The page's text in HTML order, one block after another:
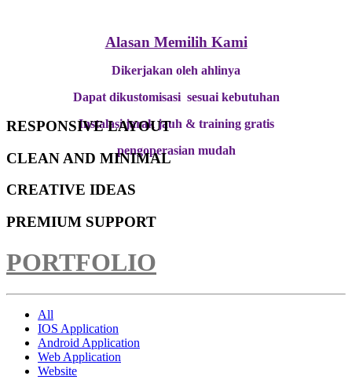
Alasan Memilih Kami
Dikerjakan oleh ahlinya
Dapat dikustomisasi sesuai kebutuhan
Instalasi jarak jauh & training gratis
pengoperasian mudah
RESPONSIVE LAYOUT
CLEAN AND MINIMAL
CREATIVE IDEAS
PREMIUM SUPPORT
PORTFOLIO
All
IOS Application
Android Application
Web Application
Website